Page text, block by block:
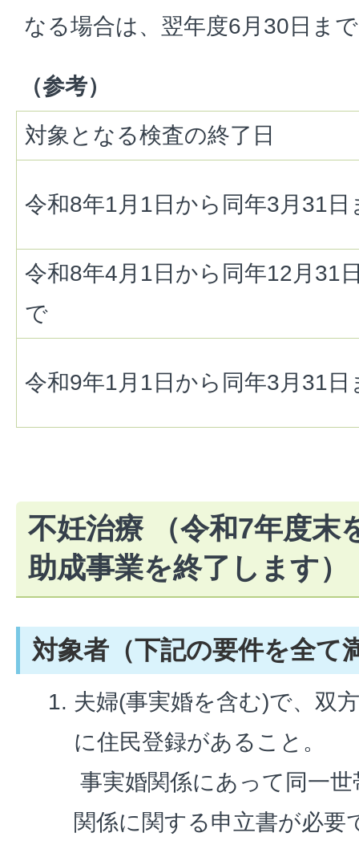
なる場合は、翌年度6月30日ま
（参考）
対象となる検査の終了日
令和8年1月1日から同年3月31日
令和8年4月1日から同年12月31
で
令和9年1月1日から同年3月31日
不妊治療 （令和7年度末
助成事業を終了します）
対象者（下記の要件を全て
夫婦(事実婚を含む)で、双
に住民登録があること。
事実婚関係にあって同一
関係に関する申立書が必要